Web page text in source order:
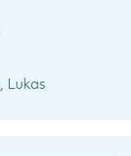
Lukas